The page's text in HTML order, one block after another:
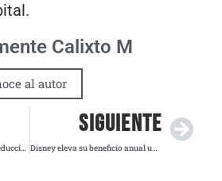
Calixto M
al autor
Michel González impulsa deducciones fiscales y educación digital para jóvenes
SIGUIENTE
Disney eleva su beneficio anual un 149 % y alcanza los 12.404 millones de dólares